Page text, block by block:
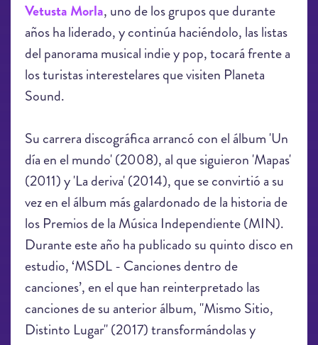
Vetusta Morla, uno de los grupos que durante
años ha liderado, y continúa haciéndolo, las listas
del panorama musical indie y pop, tocará frente a
los turistas interestelares que visiten Planeta
Sound.
Su carrera discográfica arrancó con el álbum 'Un
día en el mundo' (2008), al que siguieron 'Mapas'
(2011) y 'La deriva' (2014), que se convirtió a su
vez en el álbum más galardonado de la historia de
los Premios de la Música Independiente (MIN).
Durante este año ha publicado su quinto disco en
estudio, ‘MSDL - Canciones dentro de
canciones’, en el que han reinterpretado las
canciones de su anterior álbum, "Mismo Sitio,
Distinto Lugar" (2017) transformándolas y